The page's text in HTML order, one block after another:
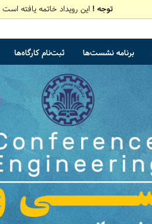
توجه ! این رویداد خاتمه یافته
برنامه نشست‌ها ثبت‌نام کارگاه‌ها